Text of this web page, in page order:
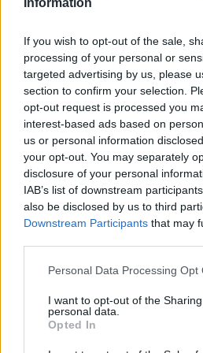
If you wish to opt-out of the sale,
processing of your personal or
targeted advertising by us, please
section to confirm your selection.
opt-out request is processed you
interest-based ads based on
us or personal information
your opt-out. You may separately
disclosure of your personal
IAB’s list of downstream
also be disclosed by us to third
Downstream Participants that may
Please note that this website/app
not limited to your visit or usage
grant or deny consent to Google
use your data for below specified
consent section.
Personal Data Processing Opt
I want to opt-out of the
personal data.
Opted In
της γενοκτονίας στη Γάζα,
Τεμπών, της ΒΙΟΛΑΝΤΑ και
Η συνεδρίαση έκλεισε μέσα